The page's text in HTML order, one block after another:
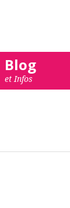
Blog
et Infos